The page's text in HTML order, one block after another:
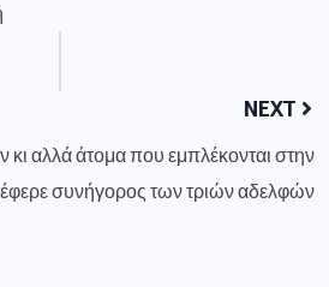
NEXT
κι αλλά άτομα που εμπλέκονται στην
συνήγορος των τριών αδελφών